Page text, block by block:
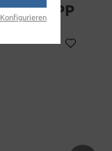
MOPP
Konfigurieren